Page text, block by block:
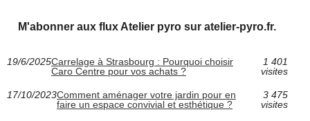
M'abonner aux flux Atelier pyro sur atelier-pyro.fr.
19/6/2025Carrelage à Strasbourg : Pourquoi choisir
Caro Centre pour vos achats ?
1 401
visites
17/10/2023Comment aménager votre jardin pour en
faire un espace convivial et esthétique ?
3 475
visites